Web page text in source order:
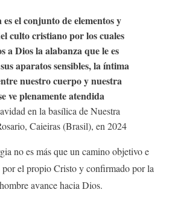
el conjunto de elementos y
culto cristiano por los cuales
a Dios la alabanza que le es
aparatos sensibles, la íntima
nuestro cuerpo y nuestra
ve plenamente atendida
en la basílica de Nuestra
Caieiras (Brasil), en 2024
no es más que un camino objetivo e
el propio Cristo y confirmado por la
avance hacia Dios.